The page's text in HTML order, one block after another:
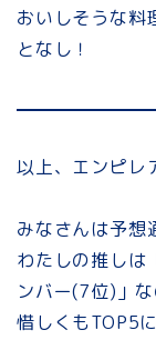
おいしそうな料
となし！
以上、エンピレ
みなさんは予想
わたしの推しは
ンバー(7位)」な
惜しくもTOP5